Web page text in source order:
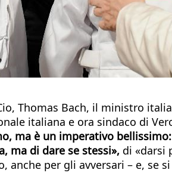
Thomas Bach, il ministro
italiana e ora sindaco di
ma è un imperativo
ma di dare se stessi», di «darsi
per gli avversari – e, se